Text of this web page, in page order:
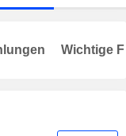
Wichtige